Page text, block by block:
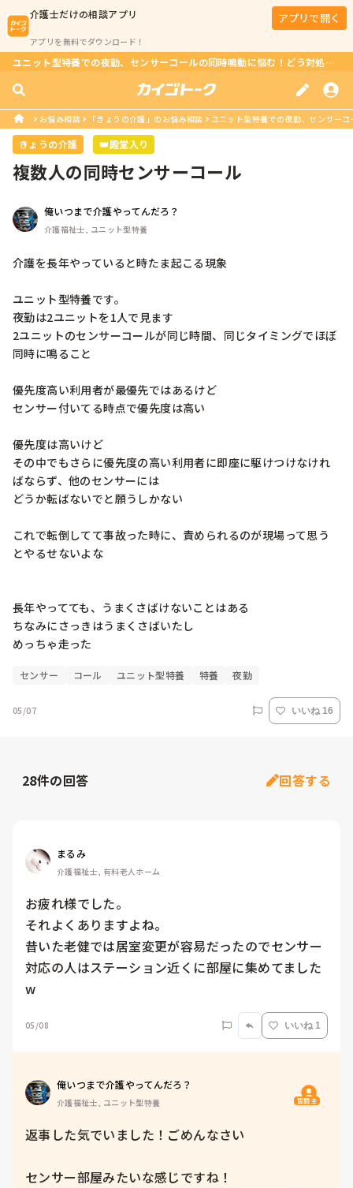
介護士だけの相談アプリ
アプリを無料でダウンロード！
アプリで開く
ユニット型特養での夜勤、センサーコールの同時鳴動に悩む！どう対処すべき？？
お悩み相談 「きょうの介護」のお悩み相談 ユニット型特養での夜勤、センサー
きょうの介護 👑殿堂入り
複数人の同時センサーコール
俺いつまで介護やってんだろ？
介護福祉士, ユニット型特養
介護を長年やっていると時たま起こる現象
ユニット型特養です。
夜勤は2ユニットを1人で見ます
2ユニットのセンサーコールが同じ時間、同じタイミングでほぼ
同時に鳴ること
優先度高い利用者が最優先ではあるけど
センサー付いてる時点で優先度は高い
優先度は高いけど
その中でもさらに優先度の高い利用者に即座に駆けつけなけれ
ばならず、他のセンサーには
どうか転ばないでと願うしかない
これで転倒してて事故った時に、責められるのが現場って思う
とやるせないよな
長年やってても、うまくさばけないことはある
ちなみにさっきはうまくさばいたし
めっちゃ走った
センサー コール ユニット型特養 特養 夜勤
05/07 いいね 16
28件の回答 回答する
まるみ
介護福祉士, 有料老人ホーム
お疲れ様でした。
それよくありますよね。
昔いた老健では居室変更が容易だったのでセンサー
対応の人はステーション近くに部屋に集めてました
w
05/08 いいね 1
俺いつまで介護やってんだろ？
介護福祉士, ユニット型特養 質問主
返事した気でいました！ごめんなさい
センサー部屋みたいな感じですね！